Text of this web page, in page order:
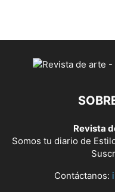
Revista
Somos tu diario de
Contáctanos: